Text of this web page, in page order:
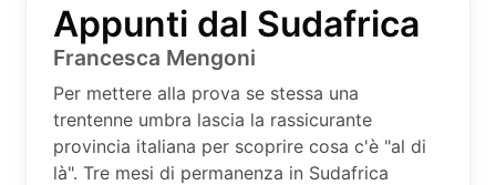
Appunti dal Sudafrica
Francesca Mengoni
Per mettere alla prova se stessa una
trentenne umbra lascia la rassicurante
provincia italiana per scoprire cosa c'è "al di
là". Tre mesi di permanenza in Sudafrica